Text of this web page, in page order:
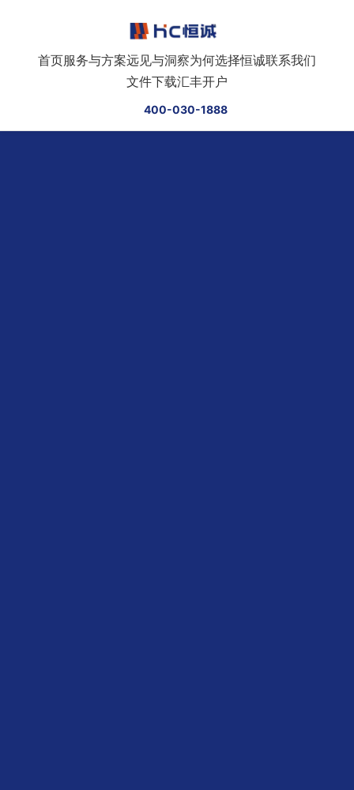
首页服务与方案远见与洞察为何选择恒诚联系我们
文件下载汇丰开户
400-030-1888